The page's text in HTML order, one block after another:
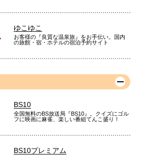
ゆこゆこ
お客様の『良質な温泉旅』をお手伝い。国内
の旅館・宿・ホテルの宿泊予約サイト
BS10
全国無料のBS放送局『BS10』。クイズにゴル
フに映画に麻雀、楽しい番組てんこ盛り！
BS10プレミアム